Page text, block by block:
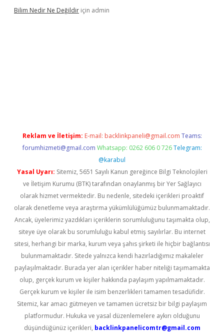
Bilim Nedir Ne Değildir için admin
Reklam ve İletişim: E-mail: backlinkpaneli@gmail.com Teams:
forumhizmeti@gmail.com Whatsapp: 0262 606 0 726 Telegram:
@karabul
Yasal Uyarı: Sitemiz, 5651 Sayılı Kanun gereğince Bilgi Teknolojileri
ve İletişim Kurumu (BTK) tarafından onaylanmış bir Yer Sağlayıcı
olarak hizmet vermektedir. Bu nedenle, sitedeki içerikleri proaktif
olarak denetleme veya araştırma yükümlülüğümüz bulunmamaktadır.
Ancak, üyelerimiz yazdıkları içeriklerin sorumluluğunu taşımakta olup,
siteye üye olarak bu sorumluluğu kabul etmiş sayılırlar. Bu internet
sitesi, herhangi bir marka, kurum veya şahıs şirketi ile hiçbir bağlantısı
bulunmamaktadır. Sitede yalnızca kendi hazırladığımız makaleler
paylaşılmaktadır. Burada yer alan içerikler haber niteliği taşımamakta
olup, gerçek kurum ve kişiler hakkında paylaşım yapılmamaktadır.
Gerçek kurum ve kişiler ile isim benzerlikleri tamamen tesadüfidir.
Sitemiz, kar amacı gütmeyen ve tamamen ücretsiz bir bilgi paylaşım
platformudur. Hukuka ve yasal düzenlemelere aykırı olduğunu
düşündüğünüz içerikleri, backlinkpanelicomtr@gmail.com